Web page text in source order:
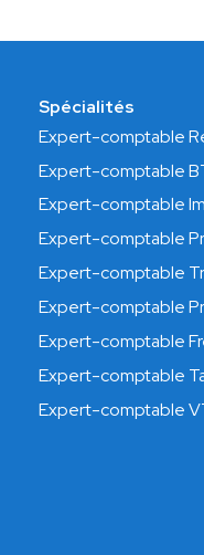
Spécialités
Expert-comptable
Expert-comptable
Expert-comptable
Expert-comptable
Expert-comptable
Expert-comptable
Expert-comptable
Expert-comptable
Expert-comptable